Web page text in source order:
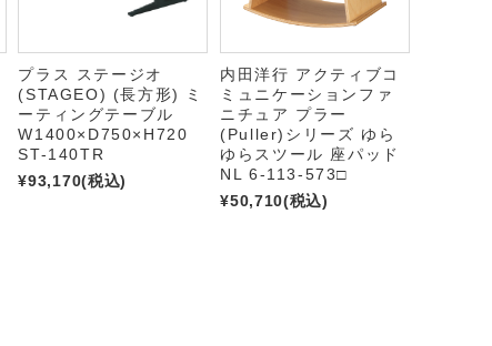
プラス ステージオ
(STAGEO) (長方形) ミ
ーティングテーブル
W1400×D750×H720
ST-140TR
¥93,170(税込)
内田洋行 アクティブコ
ミュニケーションファ
ニチュア プラー
(Puller)シリーズ ゆら
ゆらスツール 座パッド
NL 6-113-573□
¥50,710(税込)